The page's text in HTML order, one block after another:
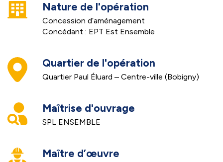
Nature de l'opération
Concession d’aménagement
Concédant : EPT Est Ensemble
Quartier de l'opération
Quartier Paul Éluard – Centre-ville (Bobigny)
Maîtrise d'ouvrage
SPL ENSEMBLE
Maître d’œuvre